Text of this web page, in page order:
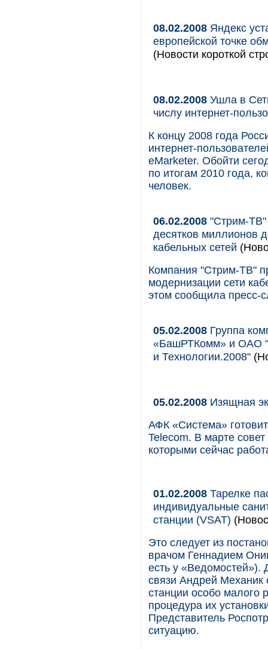
08.02.2008 Яндекс
европейской точке
(Новости короткой
08.02.2008 Ушла в
числу интернет-
К концу 2008 года
интернет-
eMarketer. Обойти
по итогам 2010 года,
человек.
06.02.2008 "Стрим-ТВ"
десятков миллионов
кабельных сетей
Компания "Стрим-ТВ"
модернизации сети
этом сообщила пресс-
05.02.2008 Группа
«БашРТКомм» и ОАО
и Технологии.2008"
05.02.2008 Изящная
АФК «Система»
Telecom. В марте
которыми сейчас
01.02.2008 Тарелке
индивидуальные
станции (VSAT)
Это следует из
врачом Геннадием
есть у «Ведомостей»).
связи Андрей Механик
станции особо малого
процедура их
Представитель
ситуацию.